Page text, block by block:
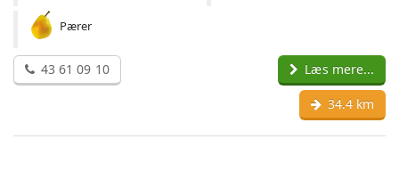
Pærer
43 61 09 10 Læs mere...
34.4 km